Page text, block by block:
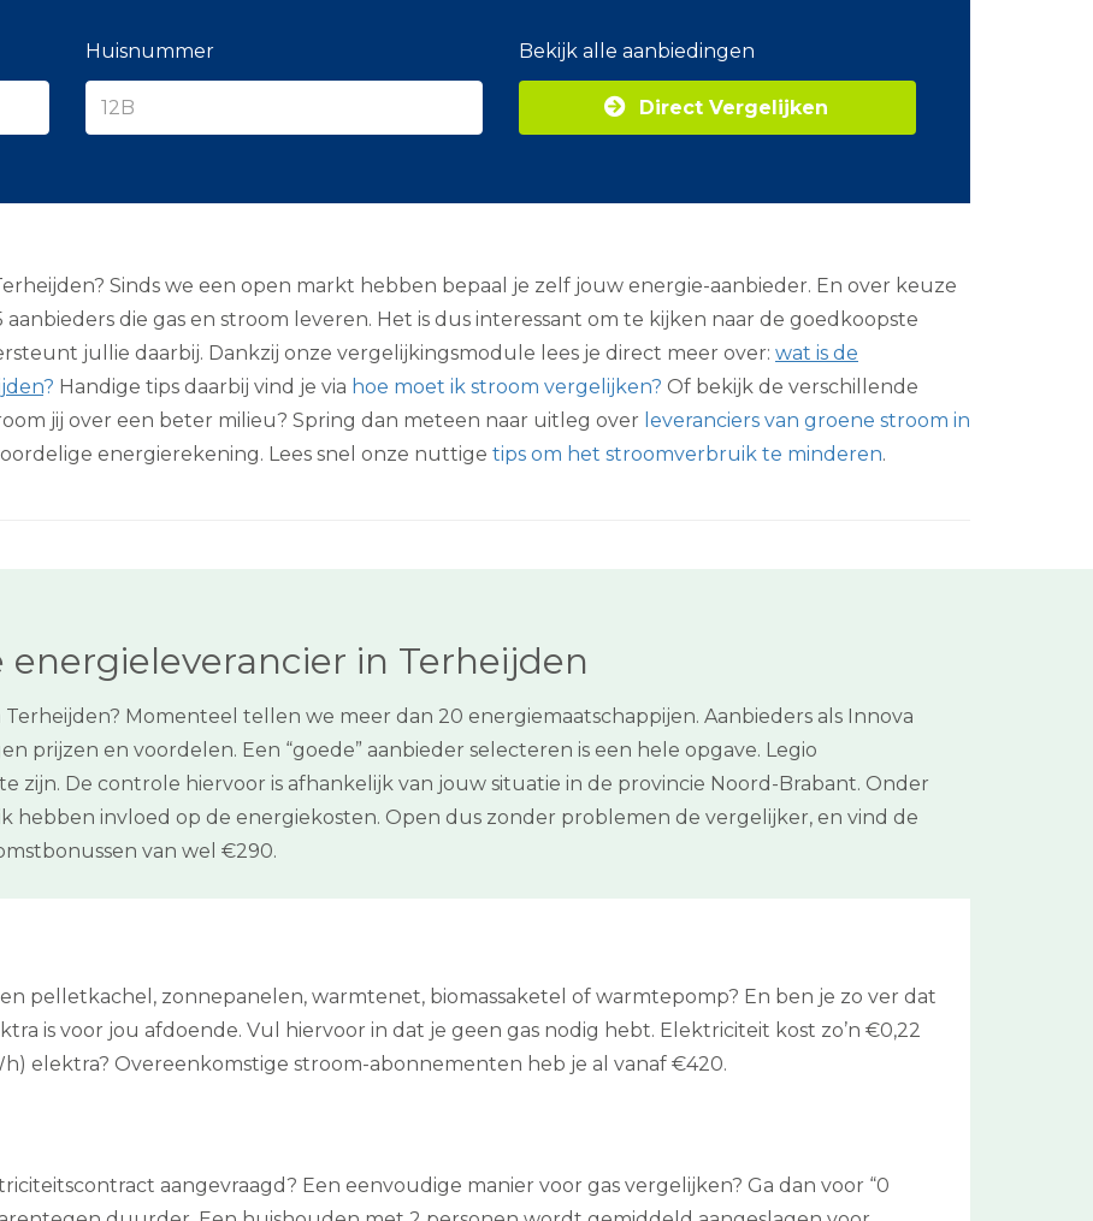
a
e
m
Z
j
n
e
g
i
Huisnummer Bekijk alle aanbiedingen
Direct Vergelijken
Sinds we een open markt hebben bepaal je zelf jouw energie-aanbieder. En over keuze
die gas en stroom leveren. Het is dus interessant om te kijken naar de goedkoopste
jullie daarbij. Dankzij onze vergelijkingsmodule lees je direct meer over: wat is de
? Handige tips daarbij vind je via hoe moet ik stroom vergelijken? Of bekijk de verschillende
jij over een beter milieu? Spring dan meteen naar uitleg over leveranciers van groene stroom in
energierekening. Lees snel onze nuttige tips om het stroomverbruik te minderen.
in Terheijden
Momenteel tellen we meer dan 20 energiemaatschappijen. Aanbieders als Innova
prijzen en voordelen. Een “goede” aanbieder selecteren is een hele opgave. Legio
zijn. De controle hiervoor is afhankelijk van jouw situatie in de provincie Noord-Brabant. Onder
hebben invloed op de energiekosten. Open dus zonder problemen de vergelijker, en vind de
van wel €290.
pelletkachel, zonnepanelen, warmtenet, biomassaketel of warmtepomp? En ben je zo ver dat
is voor jou afdoende. Vul hiervoor in dat je geen gas nodig hebt. Elektriciteit kost zo’n €0,22
elektra? Overeenkomstige stroom-abonnementen heb je al vanaf €420.
aangevraagd? Een eenvoudige manier voor gas vergelijken? Ga dan voor “0